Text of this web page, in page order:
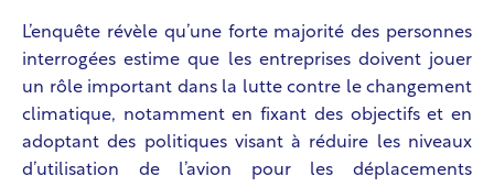
L’enquête révèle qu’une forte majorité des personnes
interrogées estime que les entreprises doivent jouer
un rôle important dans la lutte contre le changement
climatique, notamment en fixant des objectifs et en
adoptant des politiques visant à réduire les niveaux
d’utilisation de l’avion pour les déplacements